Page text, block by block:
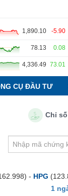
1,890.10 -5.90
78.13 0.08
4,336.49 73.01
CỤ ĐẦU TƯ
Chỉ số
- HPG
1
ngữ Dịch vụ